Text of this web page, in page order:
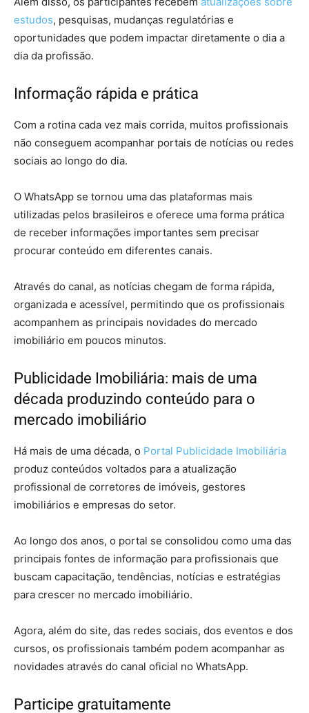
estudos, pesquisas, mudanças regulatórias e
oportunidades que podem impactar diretamente o dia a
dia da profissão.
Informação rápida e prática
Com a rotina cada vez mais corrida, muitos profissionais
não conseguem acompanhar portais de notícias ou redes
sociais ao longo do dia.
O WhatsApp se tornou uma das plataformas mais
utilizadas pelos brasileiros e oferece uma forma prática
de receber informações importantes sem precisar
procurar conteúdo em diferentes canais.
Através do canal, as notícias chegam de forma rápida,
organizada e acessível, permitindo que os profissionais
acompanhem as principais novidades do mercado
imobiliário em poucos minutos.
Publicidade Imobiliária: mais de uma
década produzindo conteúdo para o
mercado imobiliário
Há mais de uma década, o Portal Publicidade Imobiliária
produz conteúdos voltados para a atualização
profissional de corretores de imóveis, gestores
imobiliários e empresas do setor.
Ao longo dos anos, o portal se consolidou como uma das
principais fontes de informação para profissionais que
buscam capacitação, tendências, notícias e estratégias
para crescer no mercado imobiliário.
Agora, além do site, das redes sociais, dos eventos e dos
cursos, os profissionais também podem acompanhar as
novidades através do canal oficial no WhatsApp.
Participe gratuitamente